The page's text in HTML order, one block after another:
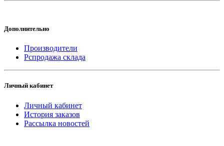
Дополнительно
Производители
Рспродажа склада
Личный кабинет
Личный кабинет
История заказов
Рассылка новостей